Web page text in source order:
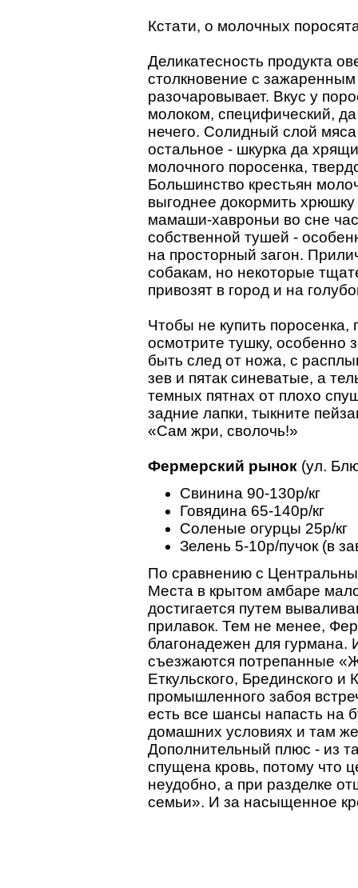
Кстати, о молочных
Деликатесность продукта
столкновение с
разочаровывает. Вкус у
молоком, специфический,
нечего. Солидный слой мяса
остальное - шкурка да
молочного поросенка,
Большинство крестьян
выгоднее докормить
мамаши-хавроньи во сне
собственной тушей -
на просторный загон.
собакам, но некоторые
привозят в город и на
Чтобы не купить
осмотрите тушку, особенно
быть след от ножа, с
зев и пятак синеватые, а
темных пятнах от плохо
задние лапки, тыкните
«Сам жри, сволочь!»
Фермерский рынок (ул.
Свинина 90-130р/кг
Говядина 65-140р/кг
Соленые огурцы 25р/кг
Зелень 5-10р/пучок (в
По сравнению с
Места в крытом амбаре
достигается путем
прилавок. Тем не менее,
благонадежен для
съезжаются потрепанные
Еткульского, Брединского и
промышленного забоя
есть все шансы напасть на
домашних условиях и там
Дополнительный плюс - из
спущена кровь, потому что
неудобно, а при разделке
семьи». И за насыщенное